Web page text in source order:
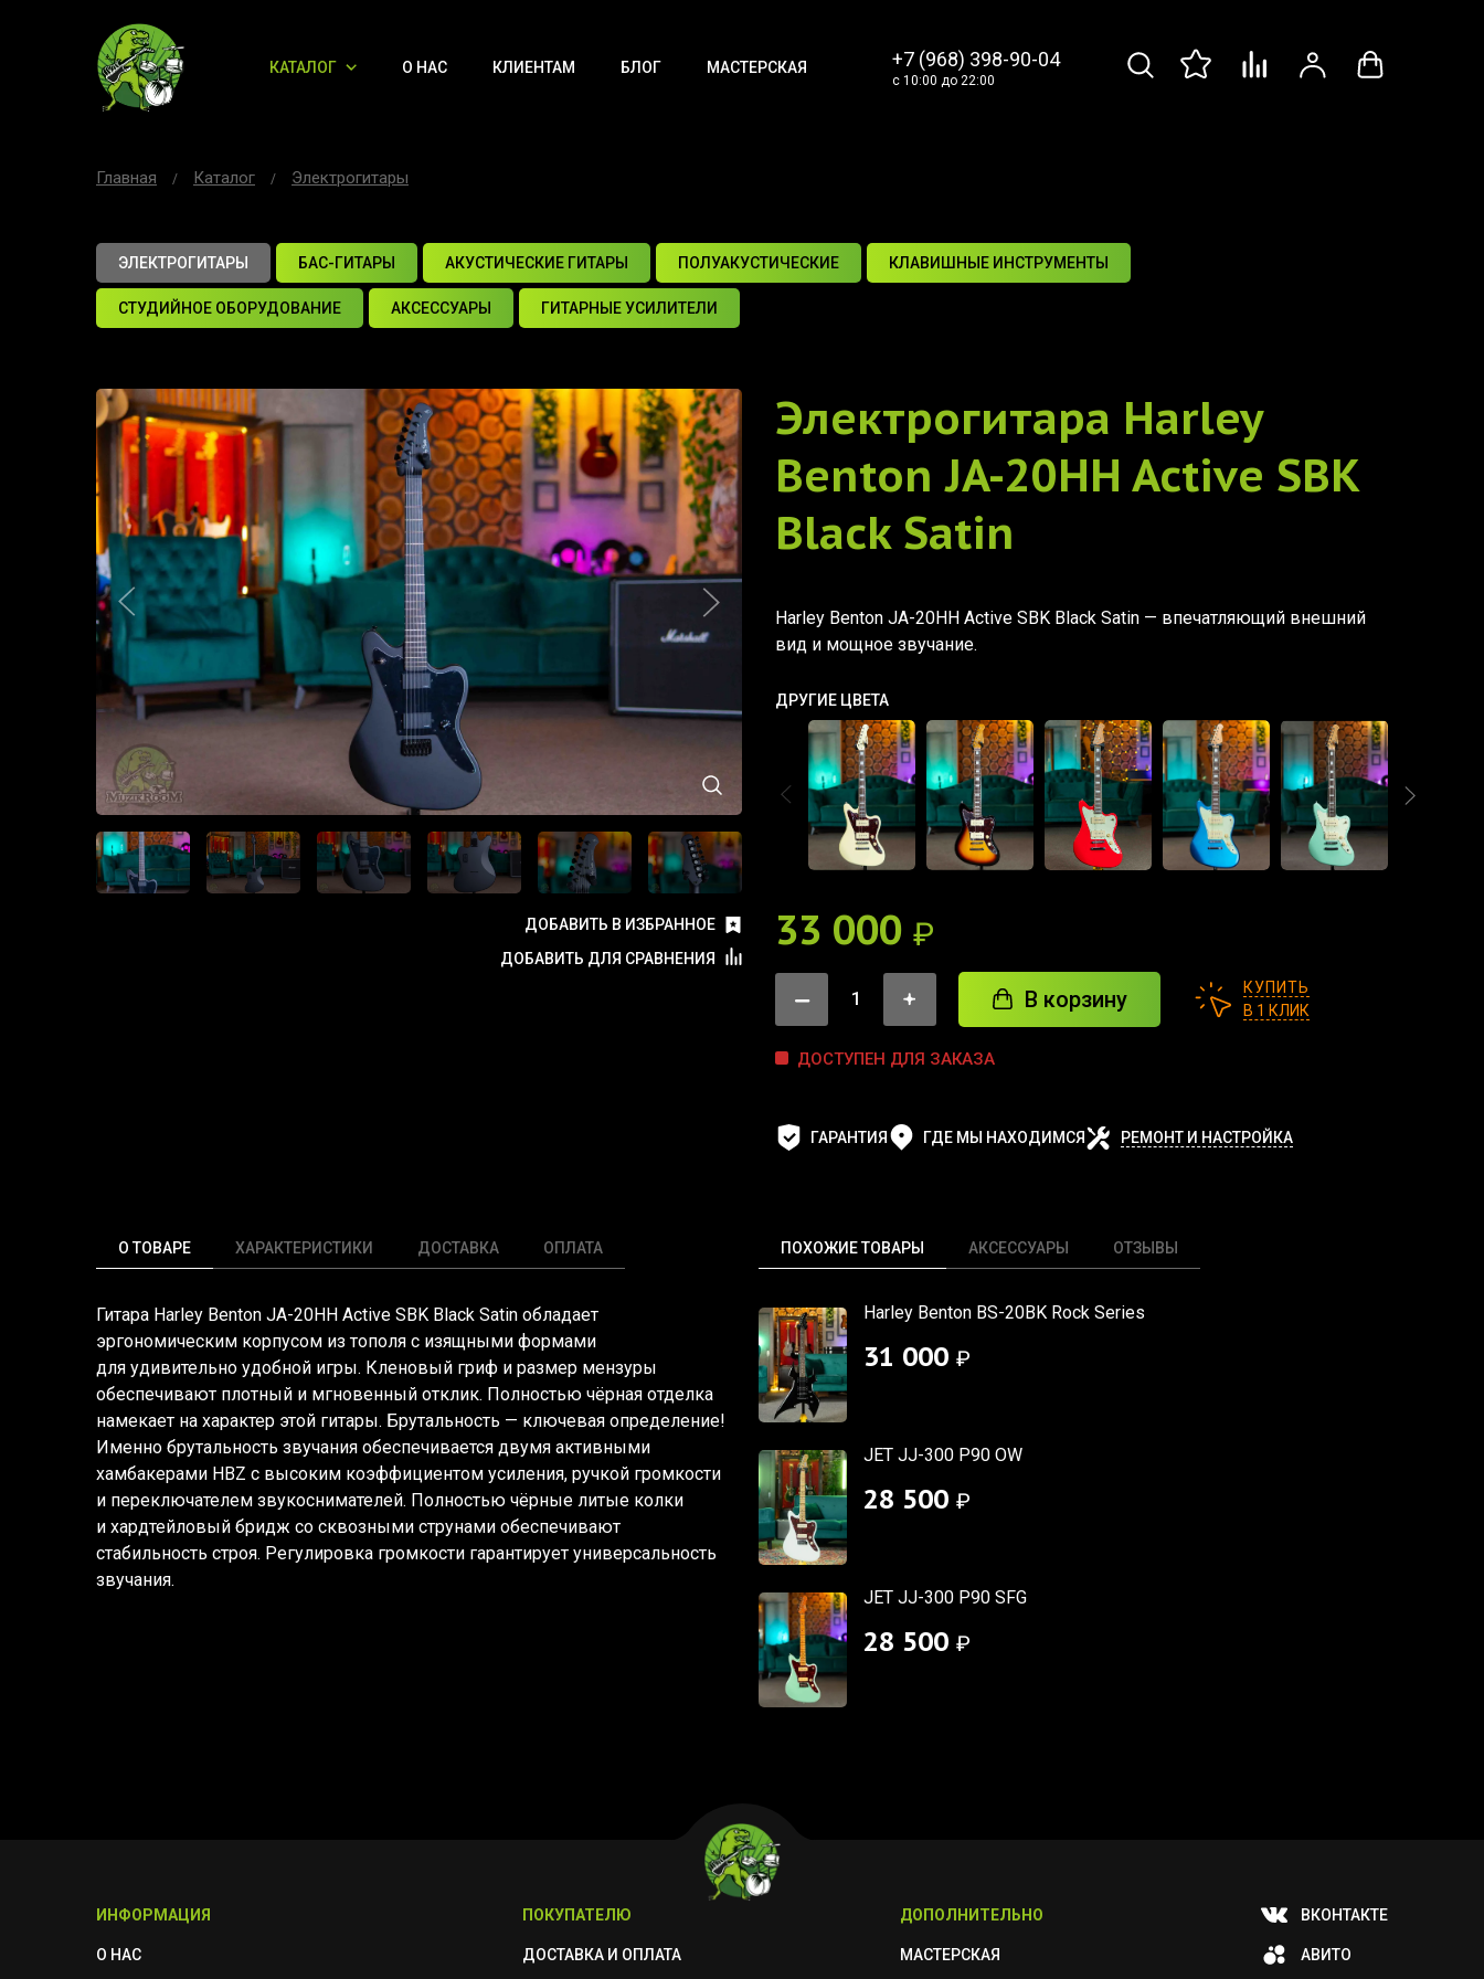
КАТАЛОГ О НАС КЛИЕНТАМ БЛОГ МАСТЕРСКАЯ +7 (968) 398-90-04
с 10:00 до 22:00
Главная Каталог Электрогитары
ЭЛЕКТРОГИТАРЫ БАС-ГИТАРЫ АКУСТИЧЕСКИЕ ГИТАРЫ ПОЛУАКУСТИЧЕСКИЕ КЛАВИШНЫЕ ИНСТРУМЕНТЫ
СТУДИЙНОЕ ОБОРУДОВАНИЕ АКСЕССУАРЫ ГИТАРНЫЕ УСИЛИТЕЛИ
ДОБАВИТЬ В ИЗБРАННОЕ
ДОБАВИТЬ ДЛЯ СРАВНЕНИЯ
Электрогитара Harley
Benton JA-20HH Active SBK
Black Satin
Harley Benton JA-20HH Active SBK Black Satin — впечатляющий внешний
вид и мощное звучание.
ДРУГИЕ ЦВЕТА
33 000 ₽
В корзину
КУПИТЬ
В 1 КЛИК
ДОСТУПЕН ДЛЯ ЗАКАЗА
ГАРАНТИЯ ГДЕ МЫ НАХОДИМСЯ РЕМОНТ И НАСТРОЙКА
О ТОВАРЕ ХАРАКТЕРИСТИКИ ДОСТАВКА ОПЛАТА
Гитара Harley Benton JA-20HH Active SBK Black Satin обладает
эргономическим корпусом из тополя с изящными формами
для удивительно удобной игры. Кленовый гриф и размер мензуры
обеспечивают плотный и мгновенный отклик. Полностью чёрная отделка
намекает на характер этой гитары. Брутальность — ключевая определение!
Именно брутальность звучания обеспечивается двумя активными
хамбакерами HBZ с высоким коэффициентом усиления, ручкой громкости
и переключателем звукоснимателей. Полностью чёрные литые колки
и хардтейловый бридж со сквозными струнами обеспечивают
стабильность строя. Регулировка громкости гарантирует универсальность
звучания.
ПОХОЖИЕ ТОВАРЫ АКСЕССУАРЫ ОТЗЫВЫ
Harley Benton BS-20BK Rock Series
31 000 ₽
JET JJ-300 P90 OW
28 500 ₽
JET JJ-300 P90 SFG
28 500 ₽
ИНФОРМАЦИЯ
О НАС
ПОКУПАТЕЛЮ
ДОСТАВКА И ОПЛАТА
ДОПОЛНИТЕЛЬНО
МАСТЕРСКАЯ
ВКОНТАКТЕ
АВИТО